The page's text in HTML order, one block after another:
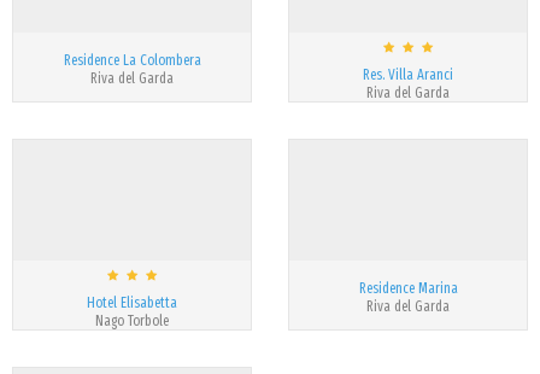
Residence La Colombera
Riva del Garda
Res. Villa Aranci
Riva del Garda
Hotel Elisabetta
Nago Torbole
Residence Marina
Riva del Garda